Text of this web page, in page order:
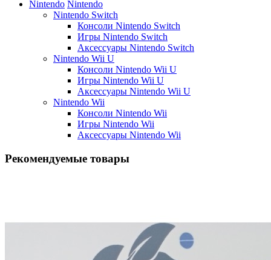
Nintendo Nintendo
Nintendo Switch
Консоли Nintendo Switch
Игры Nintendo Switch
Аксессуары Nintendo Switch
Nintendo Wii U
Консоли Nintendo Wii U
Игры Nintendo Wii U
Аксессуары Nintendo Wii U
Nintendo Wii
Консоли Nintendo Wii
Игры Nintendo Wii
Аксессуары Nintendo Wii
Рекомендуемые товары